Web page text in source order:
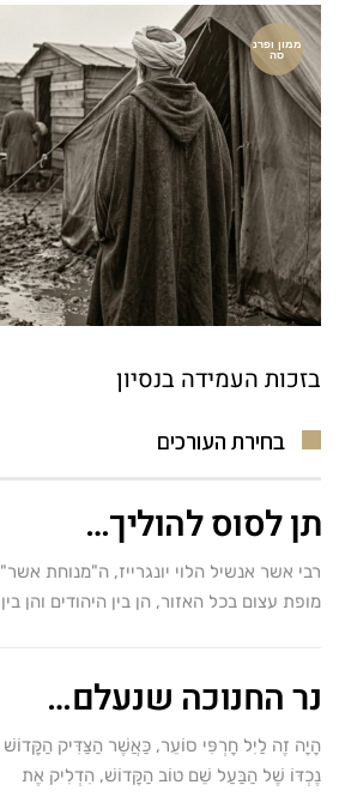
ממון ופרנ
סה
בזכות העמידה בנסיון
בחירת העורכים
תן לסוס להוליך…
רבי אשר אנשיל הלוי יונגרייז, ה"מנוחת
מופת עצום בכל האזור, הן בין היהודים והן בין
נר החנוכה שנעלם…
הָיָה זֶה לַיִל חָרְפִּי סוֹעֵר, כַּאֲשֶׁר הַצַּדִּיק הַקָּדוֹשׁ
נֶכְדּוֹ שֶׁל הַבַּעַל שֵׁם טוֹב הַקָּדוֹשׁ, הִדְלִיק אֶת